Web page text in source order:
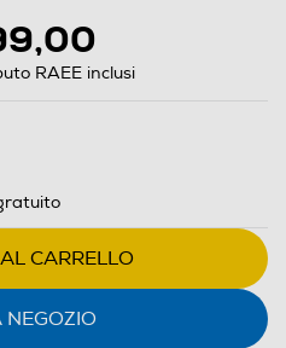
RAEE inclusi
CARRELLO
NEGOZIO